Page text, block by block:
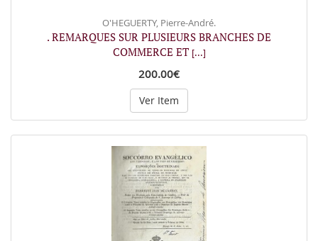
O'HEGUERTY, Pierre-André.
. REMARQUES SUR PLUSIEURS BRANCHES DE
COMMERCE ET [...]
200.00€
Ver Item